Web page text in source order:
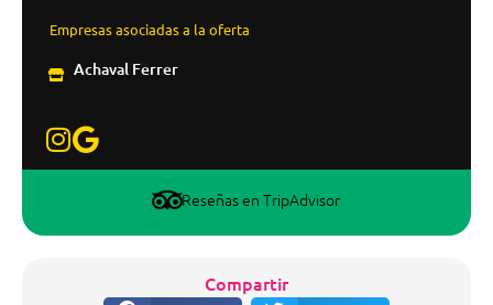
Empresas asociadas a la oferta
Achaval Ferrer
Reseñas en TripAdvisor
Compartir